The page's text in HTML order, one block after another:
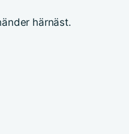
härnäst.